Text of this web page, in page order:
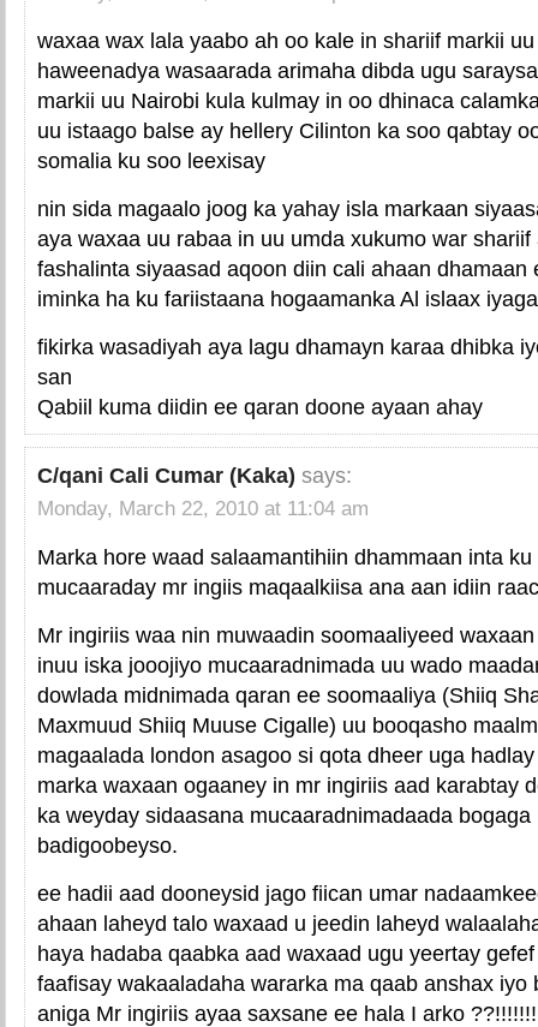
waxaa wax lala yaabo ah oo kale in shariif markii
haweenadya wasaarada arimaha dibda ugu
markii uu Nairobi kula kulmay in oo dhinaca
uu istaago balse ay hellery Cilinton ka soo qabtay
somalia ku soo leexisay
nin sida magaalo joog ka yahay isla markaan
aya waxaa uu rabaa in uu umda xukumo war
fashalinta siyaasad aqoon diin cali ahaan dhamaan
iminka ha ku fariistaana hogaamanka Al islaax
fikirka wasadiyah aya lagu dhamayn karaa dhibka
san
Qabiil kuma diidin ee qaran doone ayaan ahay
C/qani Cali Cumar (Kaka) says:
Monday, March 22, 2010 at 11:04 am
Marka hore waad salaamantihiin dhammaan inta
mucaaraday mr ingiis maqaalkiisa ana aan idiin
Mr ingiriis waa nin muwaadin soomaaliyeed
inuu iska jooojiyo mucaaradnimada uu wado
dowlada midnimada qaran ee soomaaliya (Shiiq
Maxmuud Shiiq Muuse Cigalle) uu booqasho
magaalada london asagoo si qota dheer uga
marka waxaan ogaaney in mr ingiriis aad karabtay
ka weyday sidaasana mucaaradnimadaada bogaga
badigoobeyso.
ee hadii aad dooneysid jago fiican umar
ahaan laheyd talo waxaad u jeedin laheyd
haya hadaba qaabka aad waxaad ugu yeertay
faafisay wakaaladaha wararka ma qaab anshax iyo
aniga Mr ingiriis ayaa saxsane ee hala I arko ??!!!!!!!